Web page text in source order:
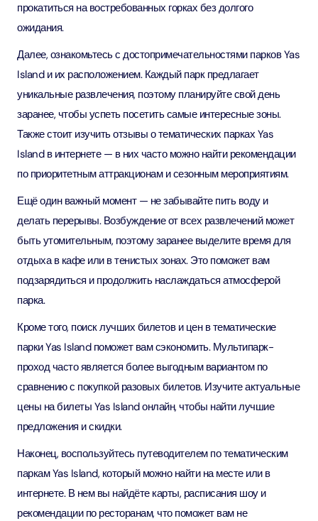
прокатиться на востребованных горках без долгого
ожидания.
Далее, ознакомьтесь с достопримечательностями парков Yas
Island и их расположением. Каждый парк предлагает
уникальные развлечения, поэтому планируйте свой день
заранее, чтобы успеть посетить самые интересные зоны.
Также стоит изучить отзывы о тематических парках Yas
Island в интернете — в них часто можно найти рекомендации
по приоритетным аттракционам и сезонным мероприятиям.
Ещё один важный момент — не забывайте пить воду и
делать перерывы. Возбуждение от всех развлечений может
быть утомительным, поэтому заранее выделите время для
отдыха в кафе или в тенистых зонах. Это поможет вам
подзарядиться и продолжить наслаждаться атмосферой
парка.
Кроме того, поиск лучших билетов и цен в тематические
парки Yas Island поможет вам сэкономить. Мультипарк-
проход часто является более выгодным вариантом по
сравнению с покупкой разовых билетов. Изучите актуальные
цены на билеты Yas Island онлайн, чтобы найти лучшие
предложения и скидки.
Наконец, воспользуйтесь путеводителем по тематическим
паркам Yas Island, который можно найти на месте или в
интернете. В нем вы найдёте карты, расписания шоу и
рекомендации по ресторанам, что поможет вам не